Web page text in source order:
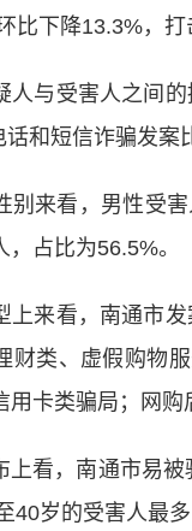
比下降13.3%，
受害人之间的
和短信诈骗发案
来看，男性受害
占比为56.5%。
看，南通市发
财类、虚假购物
用卡类骗局；网购
，南通市易被
40岁的受害人最